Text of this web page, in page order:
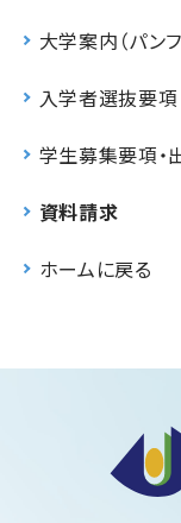
大学案内（パンフ
入学者選抜要項
学生募集要項・
資料請求
ホームに戻る